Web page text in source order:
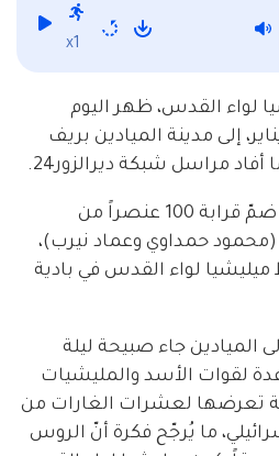
x1
لواء القدس، ظهر اليوم
يناير، إلى مدينة الميادين بريف
مراسل شبكة ديرالزور24.
وأضاف مراسلنا إنّ الرتل ضمّ قرابة 100 عنصراً من
(محمود حمداوي وعماد نيرب)،
لواء القدس في بادية
الميادين جاء صبيحة ليلة
لقوات الأسد والمليشيات
تعرضها لعشرات الغارات من
ما يُرجّح فكرة أنّ الروس